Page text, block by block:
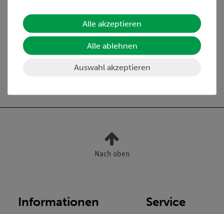
Media / Downloads
Nach oben
Informationen Service
Alle akzeptieren
Alle ablehnen
Auswahl akzeptieren